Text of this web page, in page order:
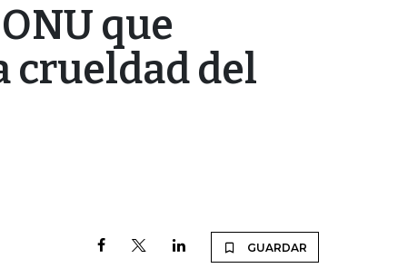
que
crueldad del
GUARDAR